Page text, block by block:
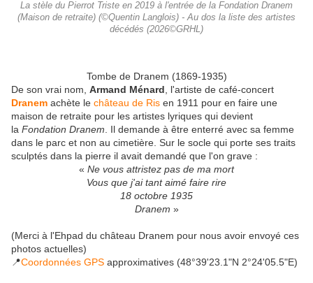
La stèle du Pierrot Triste en 2019 à l'entrée de la Fondation Dranem
(Maison de retraite) (©Quentin Langlois) - Au dos la liste des artistes
décédés (2026©GRHL)
Tombe de Dranem (1869-1935)
De son vrai nom, Armand Ménard , l'artiste de café-concert
Dranem achète le château de Ris en 1911 pour en faire une
maison de retraite pour les artistes lyriques qui devient
la Fondation Dranem . Il demande à être enterré avec sa femme
dans le parc et non au cimetière. Sur le socle qui porte ses traits
sculptés dans la pierre il avait demandé que l'on grave :
« Ne vous attristez pas de ma mort
Vous que j'ai tant aimé faire rire
18 octobre 1935
Dranem »
(Merci à l'Ehpad du château Dranem pour nous avoir envoyé ces
photos actuelles)
📍Coordonnées GPS approximatives (48°39'23.1"N 2°24'05.5"E)